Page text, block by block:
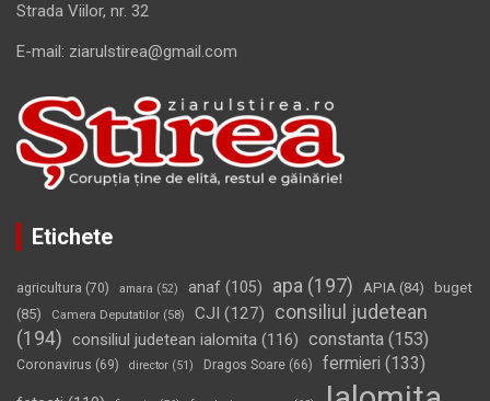
Strada Viilor, nr. 32
E-mail: ziarulstirea@gmail.com
Etichete
agricultura (70) amara (52) anaf (105) apa (197) APIA (84)
buget
(85)
Camera Deputatilor (58) CJI (127)
consiliul judetean
(194) consiliul judetean ialomita (116) constanta (153)
Coronavirus (69) director (51) Dragos Soare (66) fermieri (133)